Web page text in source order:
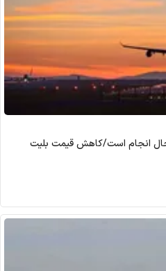
انجام است/کاهش قیمت بلیت